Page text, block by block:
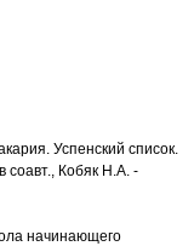
Успенский список.
соавт., Кобяк Н.А. -
начинающего